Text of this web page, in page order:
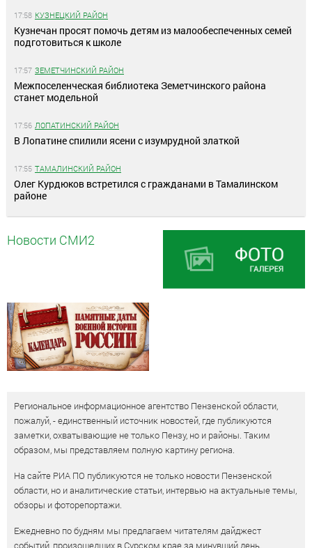
17:58 КУЗНЕЦКИЙ РАЙОН
Кузнечан просят помочь детям из малообеспеченных семей
подготовиться к школе
17:57 ЗЕМЕТЧИНСКИЙ РАЙОН
Межпоселенческая библиотека Земетчинского района
станет модельной
17:56 ЛОПАТИНСКИЙ РАЙОН
В Лопатине спилили ясени с изумрудной златкой
17:55 ТАМАЛИНСКИЙ РАЙОН
Олег Курдюков встретился с гражданами в Тамалинском
районе
Новости СМИ2
Региональное информационное агентство Пензенской области,
пожалуй, - единственный источник новостей, где публикуются
заметки, охватывающие не только Пензу, но и районы. Таким
образом, мы представляем полную картину региона.
На сайте РИА ПО публикуются не только новости Пензенской
области, но и аналитические статьи, интервью на актуальные темы,
обзоры и фоторепортажи.
Ежедневно по будням мы предлагаем читателям дайджест
событий, произошедших в Сурском крае за минувший день.